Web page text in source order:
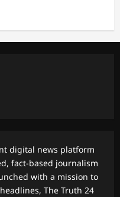
digital news platform
fact-based journalism
with a mission to
The Truth 24